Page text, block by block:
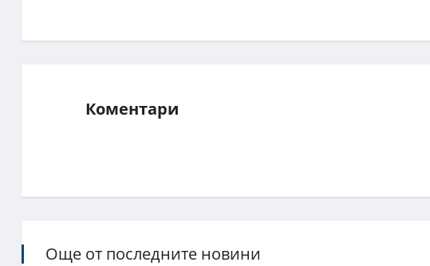
Коментари
Още от последните новини